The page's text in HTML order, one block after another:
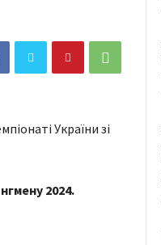
2024.